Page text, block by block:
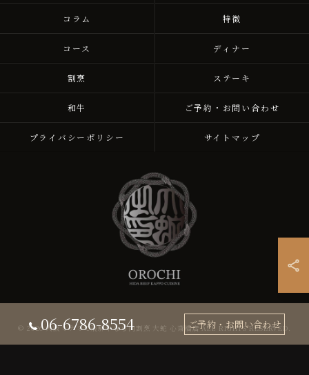
06-6786-8554 ご予約・お問い合わせ
コラム 特徴
コース ディナー
割烹 ステーキ
和牛 ご予約・お問い合わせ
プライバシーポリシー サイトマップ
© 2026 大阪ミナミで飛騨牛なら肉割烹 大蛇 心斎橋店 ALL RIGHTS RESERVED.